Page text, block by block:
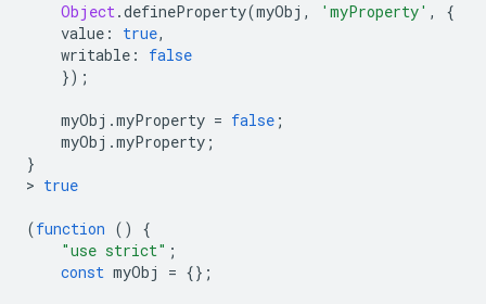
Object.defineProperty(myObj , 'myProperty' ,
{
value : true,
writable :
false
});
myObj .myProperty = false ;
myObj .myProperty ;
}
> true
(function ()
{
"use strict" ;
const myObj = {};